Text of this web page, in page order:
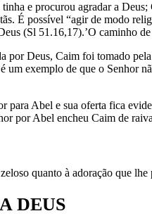
e procurou agradar a
É possível “agir de modo
(Sl 51.16,17).’O caminho
por Deus, Caim foi tomado
exemplo de que o Senhor
Abel e sua oferta fica
por Abel encheu Caim de
quanto à adoração que lhe
DEUS